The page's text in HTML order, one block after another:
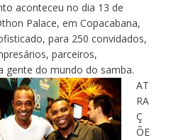
aconteceu no dia 13 de
Palace, em Copacabana,
para 250 convidados,
parceiros,
gente do mundo do samba.
AT
RA
Ç
ÕE